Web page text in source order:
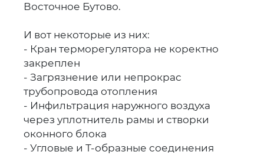
Восточное Бутово.
И вот некоторые из них:
- Кран терморегулятора не коректно
закреплен
- Загрязнение или непрокрас
трубопровода отопления
- Инфильтрация наружного воздуха
через уплотнитель рамы и створки
оконного блока
- Угловые и Т-образные соединения